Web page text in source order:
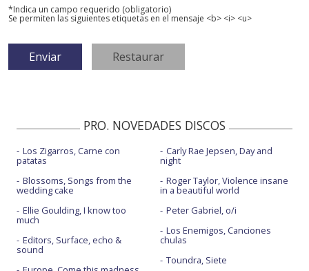
*Indica un campo requerido (obligatorio)
Se permiten las siguientes etiquetas en el mensaje <b> <i> <u>
PRO. NOVEDADES DISCOS
Los Zigarros, Carne con
patatas
Blossoms, Songs from the
wedding cake
Ellie Goulding, I know too
much
Editors, Surface, echo &
sound
Carly Rae Jepsen, Day and
night
Roger Taylor, Violence insane
in a beautiful world
Peter Gabriel, o/i
Los Enemigos, Canciones
chulas
Toundra, Siete